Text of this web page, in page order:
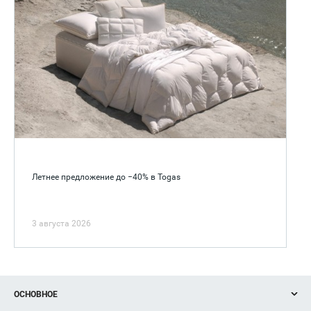
Летнее предложение до −40% в Togas
3 августа 2026
ОСНОВНОЕ